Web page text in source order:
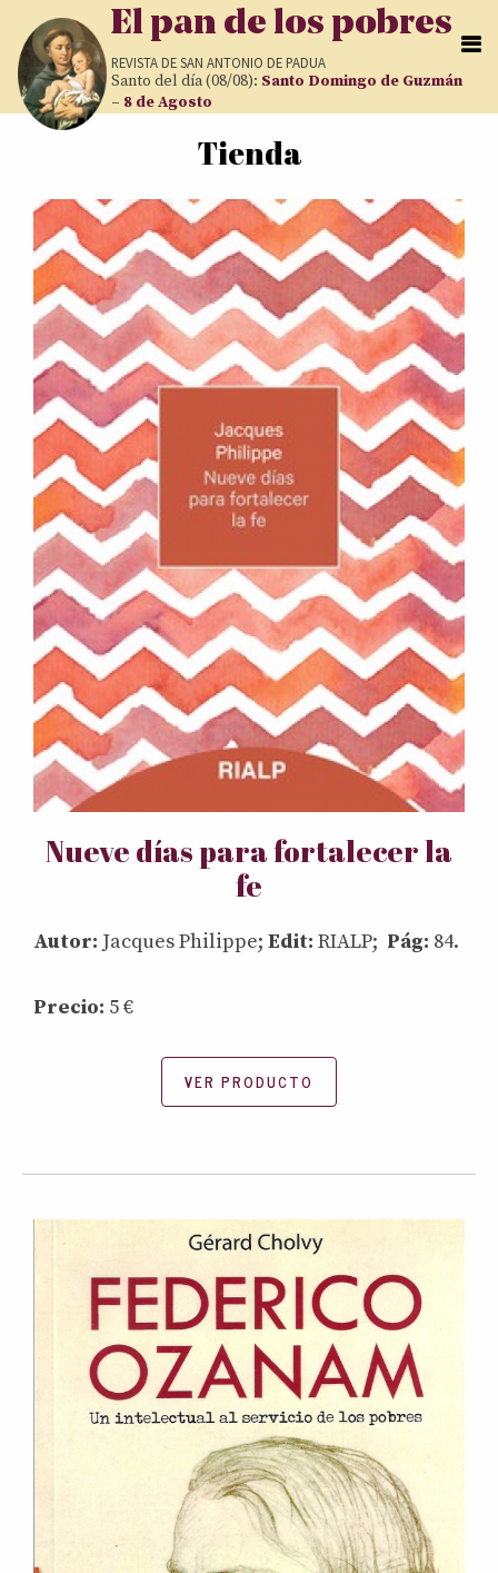
Pasar al contenido principal
El pan de los pobres
REVISTA DESAN ANTONIO DE PADUA
Santo del día (08/08): Santo Domingo de Guzmán
– 8 de Agosto
Tienda
Nueve días para fortalecer la
fe
Autor: Jacques Philippe; Edit: RIALP; Pág: 84.
Precio: 5 €
VER PRODUCTO
Páginas